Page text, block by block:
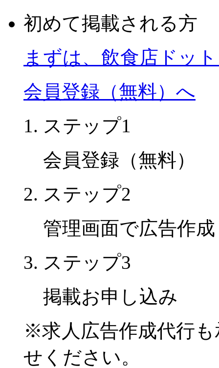
初めて掲載される方
まずは、飲食店ドッ
会員登録（無料）へ
ステップ1
会員登録（無料）
ステップ2
管理画面で広告作成
ステップ3
掲載お申し込み
※求人広告作成代行
せください。